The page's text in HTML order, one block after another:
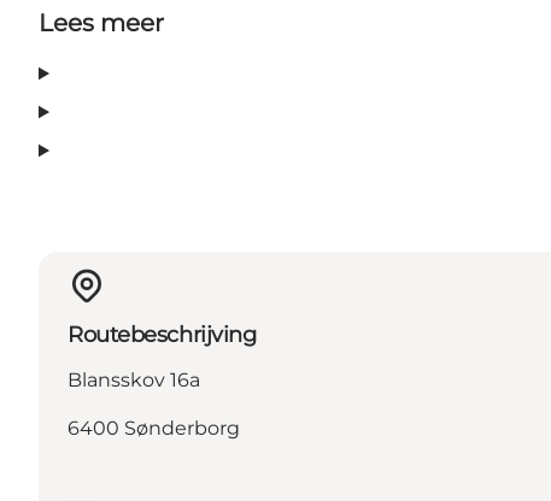
Lees meer
Routebeschrijving
Blansskov 16a
6400 Sønderborg